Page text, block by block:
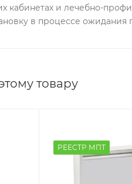
кабинетах и лечебно-
в процессе ожидания
товару
РЕЕСТР МПТ